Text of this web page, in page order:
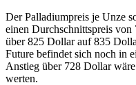
Der Palladiumpreis je Unze
einen Durchschnittspreis
über 825 Dollar auf 835
Future befindet sich noch in
Anstieg über 728 Dollar
werten.